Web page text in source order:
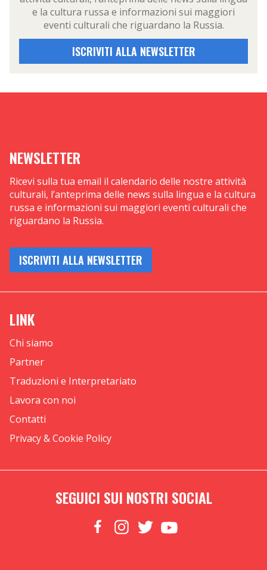
e la cultura russa e informazioni sui maggiori
eventi culturali che riguardano la Russia.
ISCRIVITI ALLA NEWSLETTER
NEWSLETTER
Ricevi sulla tua email il calendario delle nostre attività
culturali, l’anteprima delle news sulla lingua e la cultura
russa e informazioni sui maggiori eventi culturali che
riguardano la Russia.
ISCRIVITI ALLA NEWSLETTER
LINK
Chi siamo
Partner
Traduzioni e Interpretariato
Lavora con noi
Contatti
Privacy & Cookie Policy
SEGUICI SUI NOSTRI SOCIAL